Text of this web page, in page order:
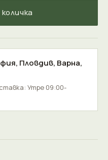
, Пловдив, Варна,
Утре 09:00-